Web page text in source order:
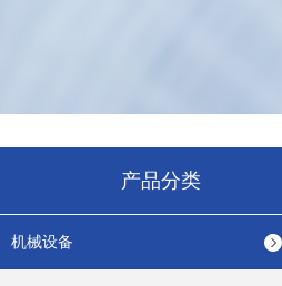
产品分类
机械设备